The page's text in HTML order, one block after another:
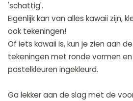
'schattig'.
Eigenlijk kan van alles kawaii zijn,
ook tekeningen!
Of iets kawaii is, kun je zien aan
tekeningen met ronde vormen
pastelkleuren ingekleurd.
Ga lekker aan de slag met de